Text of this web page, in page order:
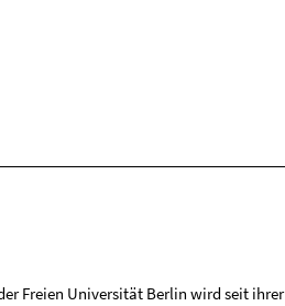
Freien Universität Berlin wird seit ihrer